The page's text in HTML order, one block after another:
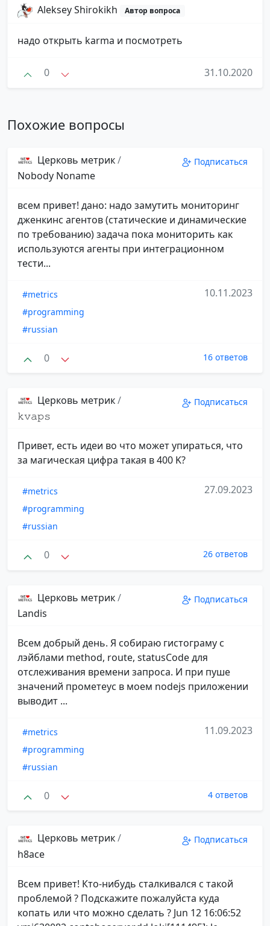
Aleksey Shirokikh Автор вопроса
надо открыть karma и посмотреть
0 31.10.2020
Похожие вопросы
Церковь метрик/
Nobody Noname
Подписаться
всем привет! дано: надо замутить мониторинг
дженкинс агентов (статические и динамические
по требованию) задача пока мониторить как
используются агенты при интеграционном
тести...
#metrics
#programming
#russian
10.11.2023
0 16 ответов
Церковь метрик/
𝚔𝚟𝚊𝚙𝚜
Подписаться
Привет, есть идеи во что может упираться, что
за магическая цифра такая в 400 K?
#metrics
#programming
#russian
27.09.2023
0 26 ответов
Церковь метрик/
Landis
Подписаться
Всем добрый день. Я собираю гистограму с
лэйблами method, route, statusCode для
отслеживания времени запроса. И при пуше
значений прометеус в моем nodejs приложении
выводит ...
#metrics
#programming
#russian
11.09.2023
0 4 ответов
Церковь метрик/
h8ace
Подписаться
Всем привет! Кто-нибудь сталкивался с такой
проблемой ? Подскажите пожалуйста куда
копать или что можно сделать ? Jun 12 16:06:52